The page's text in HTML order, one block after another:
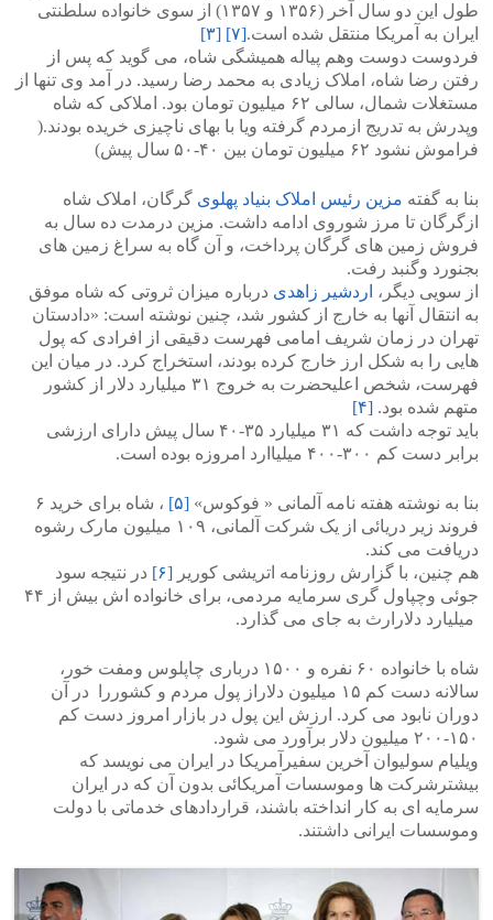
طول این دو سال آخر (۱۳۵۶ و ۱۳۵۷) از سوی خانواده سلطنتی
ایران به آمریکا منتقل شده است.[۷]
[۳]
فردوست دوست وهم پیاله همیشگی شاه، می گوید که پس از
رفتن رضا شاه، املاک زیادی به محمد رضا رسید. در آمد وی تنها از
مستغلات شمال، سالی ۶۲ میلیون تومان بود. املاکی که شاه
وپدرش به تدریج ازمردم گرفته ویا با بهای ناچیزی خریده بودند.(
فراموش نشود ۶۲ میلیون تومان بین ۴۰-۵۰ سال پیش)
بنا به گفته مزین رئیس املاک بنیاد پهلوی گرگان، املاک شاه
ازگرگان تا مرز شوروی ادامه داشت. مزین درمدت ده سال به
فروش زمین های گرگان پرداخت، و آن گاه به سراغ زمین های
بجنورد وگنبد رفت.
از سویی دیگر، اردشیر زاهدی درباره میزان ثروتی که شاه موفق
به انتقال آنها به خارج از کشور شد، چنین نوشته است: «دادستان
تهران در زمان شریف امامی فهرست دقیقی از افرادی که پول
هایی را به شکل ارز خارج کرده بودند، استخراج کرد. در میان این
فهرست، شخص اعلیحضرت به خروج ۳۱ میلیارد دلار از کشور
متهم شده بود. [۴]
باید توجه داشت که ۳۱ میلیارد ۳۵-۴۰ سال پیش دارای ارزشی
برابر دست کم ۳۰۰-۴۰۰ میلیاارد امروزه بوده است.
بنا به نوشته هفته نامه آلمانی « فوکوس» [۵]
، شاه برای خرید ۶
فروند زیر دریائی از یک شرکت آلمانی، ۱۰۹ میلیون مارک رشوه
دریافت می کند.
هم چنین، با گزارش روزنامه اتریشی کوریر [۶]
در نتیجه سود
جوئی وچپاول گری سرمایه مردمی، برای خانواده اش بیش از ۴۴
میلیارد دلارارث به جای می گذارد.
شاه با خانواده ۶۰ نفره و ۱۵۰۰ درباری چاپلوس ومفت خور،
سالانه دست کم ۱۵ میلیون دلاراز پول مردم و کشوررا در آن
دوران نابود می کرد. ارزش این پول در بازار امروز دست کم
۱۵۰-۲۰۰ میلیون دلار برآورد می شود.
ویلیام سولیوان آخرین سفیرآمریکا در ایران می نویسد که
بیشترشرکت ها وموسسات آمریکائی بدون آن که در ایران
سرمایه ای به کار انداخته باشند، قراردادهای خدماتی با دولت
وموسسات ایرانی داشتند.